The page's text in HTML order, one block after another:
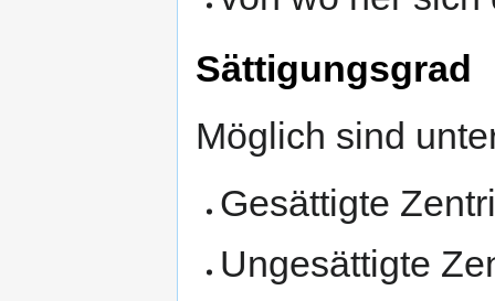
Sättigungsgrad
Möglich sind
Gesättigte
Ungesättigte